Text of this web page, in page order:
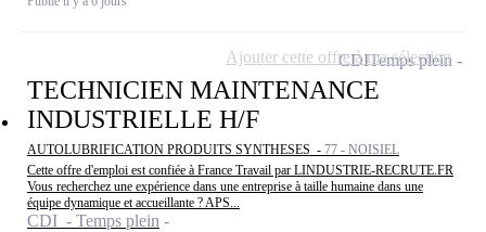
TECHNICIEN MAINTENANCE
INDUSTRIELLE H/F
AUTOLUBRIFICATION PRODUITS SYNTHESES - 77 - NOISIEL
Cette offre d'emploi est confiée à France Travail par LINDUSTRIE-RECRUTE.FR
Vous recherchez une expérience dans une entreprise à taille humaine dans une
équipe dynamique et accueillante ? APS...
CDI - Temps plein
CDITemps plein
Ajouter cette offre à ma sélection